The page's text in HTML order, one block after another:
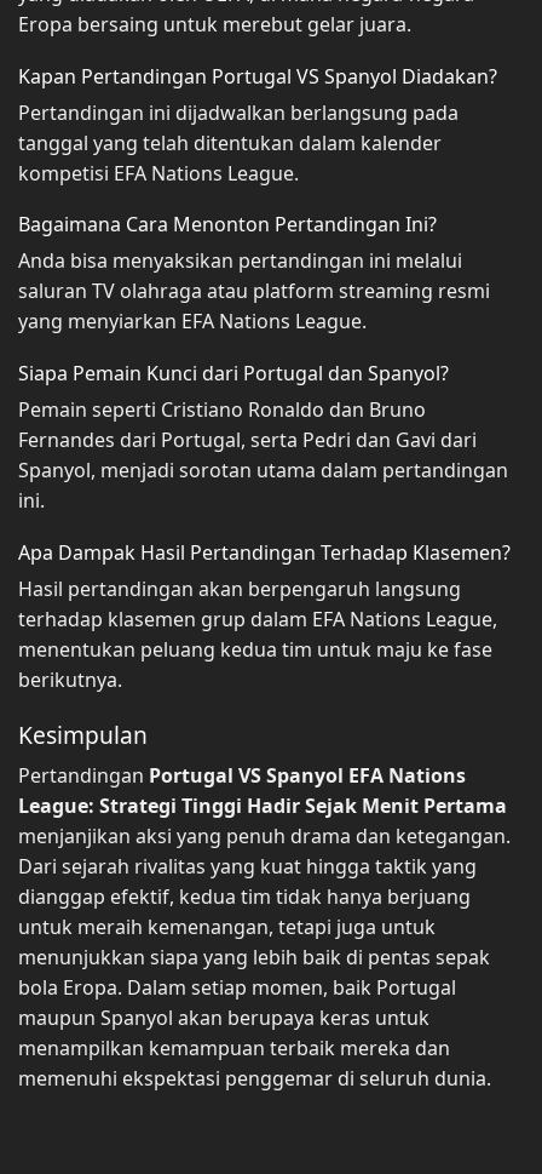
Eropa bersaing untuk merebut gelar juara.
Kapan Pertandingan Portugal VS Spanyol Diadakan?
Pertandingan ini dijadwalkan berlangsung pada
tanggal yang telah ditentukan dalam kalender
kompetisi EFA Nations League.
Bagaimana Cara Menonton Pertandingan Ini?
Anda bisa menyaksikan pertandingan ini melalui
saluran TV olahraga atau platform streaming resmi
yang menyiarkan EFA Nations League.
Siapa Pemain Kunci dari Portugal dan Spanyol?
Pemain seperti Cristiano Ronaldo dan Bruno
Fernandes dari Portugal, serta Pedri dan Gavi dari
Spanyol, menjadi sorotan utama dalam pertandingan
ini.
Apa Dampak Hasil Pertandingan Terhadap Klasemen?
Hasil pertandingan akan berpengaruh langsung
terhadap klasemen grup dalam EFA Nations League,
menentukan peluang kedua tim untuk maju ke fase
berikutnya.
Kesimpulan
Pertandingan Portugal VS Spanyol EFA Nations
League: Strategi Tinggi Hadir Sejak Menit Pertama
menjanjikan aksi yang penuh drama dan ketegangan.
Dari sejarah rivalitas yang kuat hingga taktik yang
dianggap efektif, kedua tim tidak hanya berjuang
untuk meraih kemenangan, tetapi juga untuk
menunjukkan siapa yang lebih baik di pentas sepak
bola Eropa. Dalam setiap momen, baik Portugal
maupun Spanyol akan berupaya keras untuk
menampilkan kemampuan terbaik mereka dan
memenuhi ekspektasi penggemar di seluruh dunia.